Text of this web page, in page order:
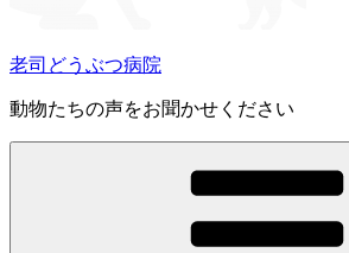
老司どうぶつ病院
動物たちの声をお聞かせください